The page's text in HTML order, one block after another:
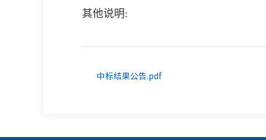
其他说明:
中标结果公告.pdf